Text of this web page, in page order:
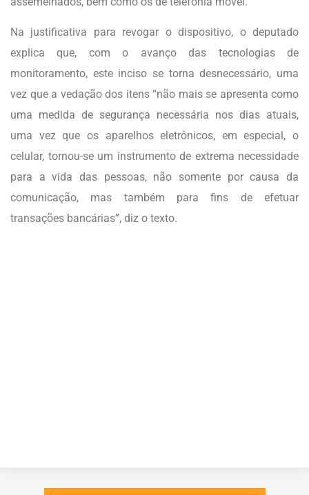
Na justificativa para revogar o dispositivo, o deputado
explica que, com o avanço das tecnologias de
monitoramento, este inciso se torna desnecessário, uma
vez que a vedação dos itens “não mais se apresenta como
uma medida de segurança necessária nos dias atuais,
uma vez que os aparelhos eletrônicos, em especial, o
celular, tornou-se um instrumento de extrema necessidade
para a vida das pessoas, não somente por causa da
comunicação, mas também para fins de efetuar
transações bancárias”, diz o texto.